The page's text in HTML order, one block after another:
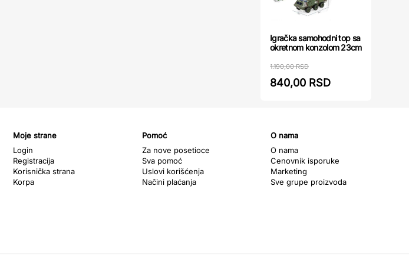
Igračka samohodni top sa
okretnom konzolom 23cm
1.190,00 RSD
840,00 RSD
Moje strane
Login
Registracija
Korisnička strana
Korpa
Pomoć
Za nove posetioce
Sva pomoć
Uslovi korišćenja
Načini plaćanja
O nama
O nama
Cenovnik isporuke
Marketing
Sve grupe proizvoda